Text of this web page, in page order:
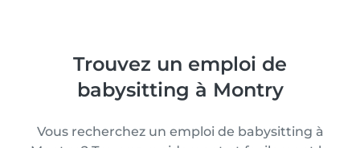
Trouvez un emploi de
babysitting à Montry
Vous recherchez un emploi de babysitting à